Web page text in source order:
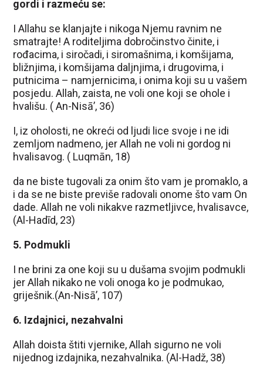
gordi i razmeću se:
I Allahu se klanjajte i nikoga Njemu ravnim ne
smatrajte! A roditeljima dobročinstvo činite, i
rođacima, i siročadi, i siromašnima, i komšijama,
bližnjima, i komšijama daljnjima, i drugovima, i
putnicima – namjernicima, i onima koji su u vašem
posjedu. Allah, zaista, ne voli one koji se ohole i
hvališu. ( An-Nisā’, 36)
I, iz oholosti, ne okreći od ljudi lice svoje i ne idi
zemljom nadmeno, jer Allah ne voli ni gordog ni
hvalisavog. ( Luqmān, 18)
da ne biste tugovali za onim što vam je promaklo, a
i da se ne biste previše radovali onome što vam On
dade. Allah ne voli nikakve razmetljivce, hvalisavce,
(Al-Hadīd, 23)
5. Podmukli
I ne brini za one koji su u dušama svojim podmukli
jer Allah nikako ne voli onoga ko je podmukao,
griješnik.(An-Nisā’, 107)
6. Izdajnici, nezahvalni
Allah doista štiti vjernike, Allah sigurno ne voli
nijednog izdajnika, nezahvalnika. (Al-Hadž, 38)